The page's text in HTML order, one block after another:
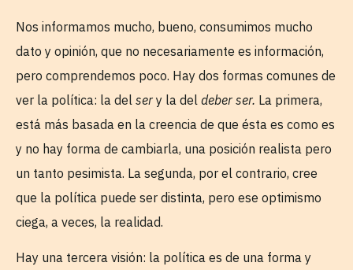
Nos informamos mucho, bueno, consumimos mucho
dato y opinión, que no necesariamente es información,
pero comprendemos poco. Hay dos formas comunes de
ver la política: la del ser y la del deber ser. La primera,
está más basada en la creencia de que ésta es como es
y no hay forma de cambiarla, una posición realista pero
un tanto pesimista. La segunda, por el contrario, cree
que la política puede ser distinta, pero ese optimismo
ciega, a veces, la realidad.
Hay una tercera visión: la política es de una forma y